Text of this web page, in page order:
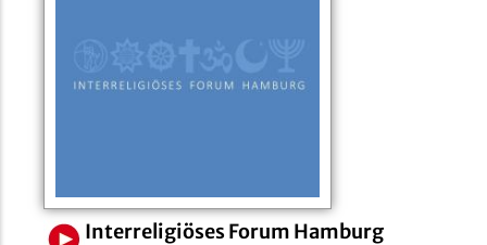
Interreligiöses Forum Hamburg